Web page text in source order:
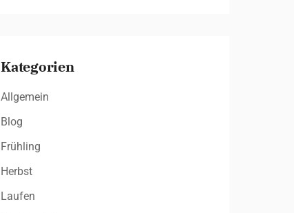
Kategorien
Allgemein
Blog
Frühling
Herbst
Laufen